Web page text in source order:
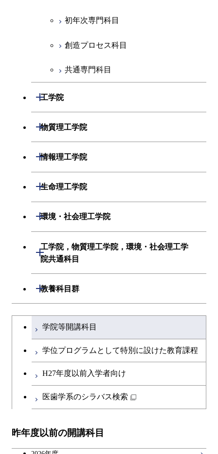
初年次専門科目
創造プロセス科目
共通専門科目
工学院
開閉
機械系
電気電子系
経営工学系
初年次専門科目
創造プロセス科目
物質理工学院
開閉
材料系
初年次専門科目
共通専門科目
情報理工学院
開閉
数理・計算科学系
初年次専門科目
創造プロセス科目
共通専門科目
生命理工学院
開閉
生命理工学系
創造プロセス科目
共通専門科目
環境・社会理工学院
開閉
建築学系
融合理工学系
初年次専門科目
共通専門科目
工学院，物質理工学院，環境・社会理工学
院共通科目
開閉
工学院，物質理工学院，環境・社会
教養科目群
開閉
文系教養科目
英語科目
第二外国語科目
アントレプレナーシップ科目
学士課程を切り替える
学院等開講科目
学位プログラムとして特別に設けた教育課程
H27年度以前入学者向け
医歯学系のシラバス検索
昨年度以前の開講科目